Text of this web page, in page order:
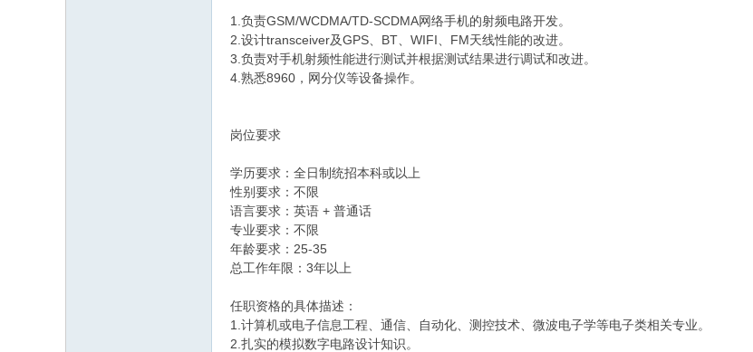
1.负责GSM/WCDMA/TD-SCDMA网络手机的射频电路开发。
2.设计transceiver及GPS、BT、WIFI、FM天线性能的改进。
3.负责对手机射频性能进行测试并根据测试结果进行调试和改进。
4.熟悉8960，网分仪等设备操作。
岗位要求
学历要求：全日制统招本科或以上
性别要求：不限
语言要求：英语 + 普通话
专业要求：不限
年龄要求：25-35
总工作年限：3年以上
任职资格的具体描述：
1.计算机或电子信息工程、通信、自动化、测控技术、微波电子学等电子类相关专业。
2.扎实的模拟数字电路设计知识。